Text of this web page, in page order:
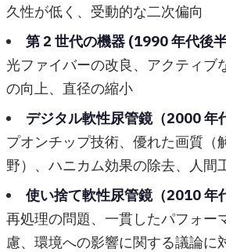
久性が低く、受動的な二次偏向
第 2 世代の機器 (1990 年代後
光ファイバーの改良、アクティブ
の向上、直径の縮小
デジタル軟性尿管鏡（2000 年
プオンチップ技術、優れた画質（
野）、ハニカム効果の除去、人間
使い捨て軟性尿管鏡（2010 年
再処理の問題、一貫したパフォー
慮、環境への影響に関する議論に